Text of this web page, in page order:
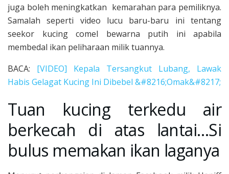
juga boleh meningkatkan kemarahan para pemiliknya.
Samalah seperti video lucu baru-baru ini tentang
seekor kucing comel bewarna putih ini apabila
membedal ikan peliharaan milik tuannya.
BACA: [VIDEO] Kepala Tersangkut Lubang, Lawak
Habis Gelagat Kucing Ini Dibebel &#8216;Omak&#8217;
Tuan kucing terkedu air
berkecah di atas lantai…Si
bulus memakan ikan laganya